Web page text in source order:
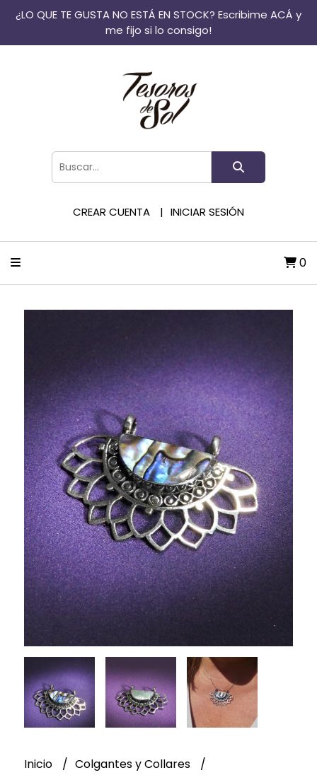
¿LO QUE TE GUSTA NO ESTÁ EN STOCK? Escribime ACÁ y
me fijo si lo consigo!
CREAR CUENTA INICIAR SESIÓN
0
Inicio
Colgantes y Collares